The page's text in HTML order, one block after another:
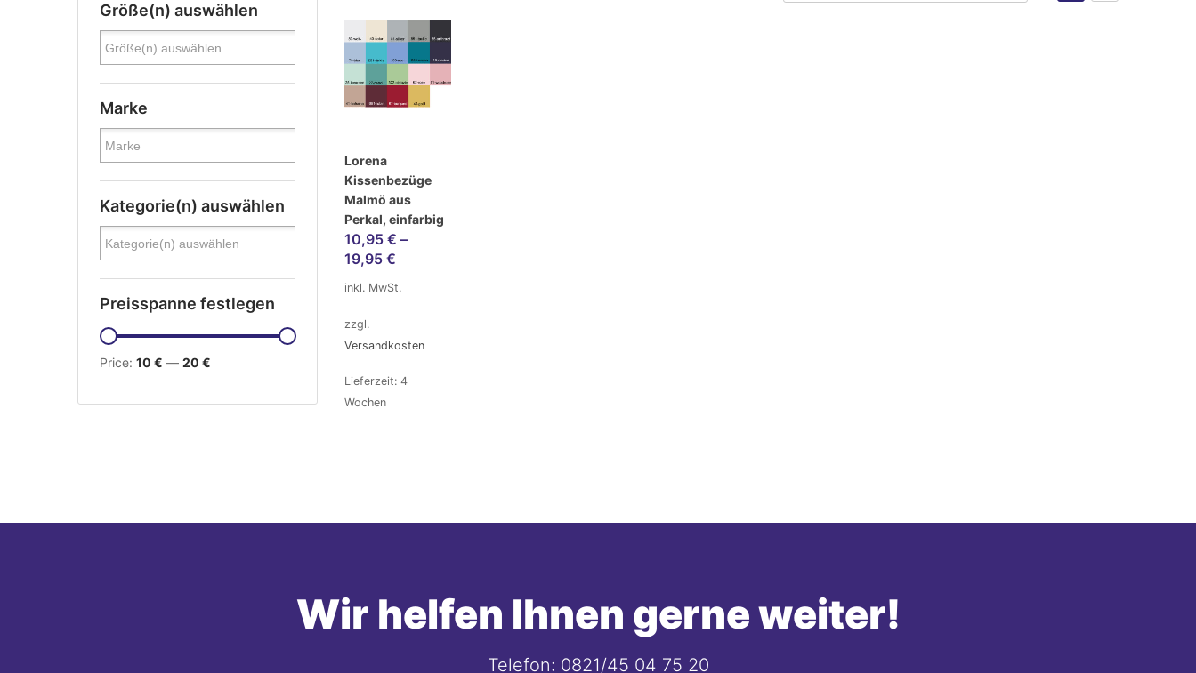
Größe(n) auswählen
Marke
Kategorie(n) auswählen
Preisspanne festlegen
Price: 10 € — 20 €
Lorena
Kissenbezüge
Malmö aus
Perkal, einfarbig
10,95 € –
19,95 €
inkl. MwSt.
zzgl.
Versandkosten
Lieferzeit: 4
Wochen
Wir helfen Ihnen gerne weiter!
Telefon: 0821/45 04 75 20